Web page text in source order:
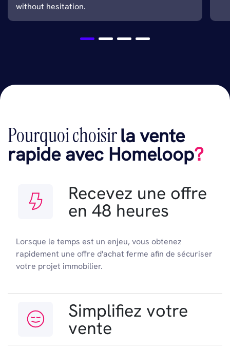
without hesitation.
Pourquoi choisirla vente
rapide avec Homeloop?
Recevez une offre
en 48 heures
Lorsque le temps est un enjeu, vous obtenez
rapidement une offre d'achat ferme afin de sécuriser
votre projet immobilier.
Simplifiez votre
vente